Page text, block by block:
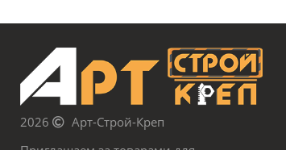
2026
Арт-Строй-Креп